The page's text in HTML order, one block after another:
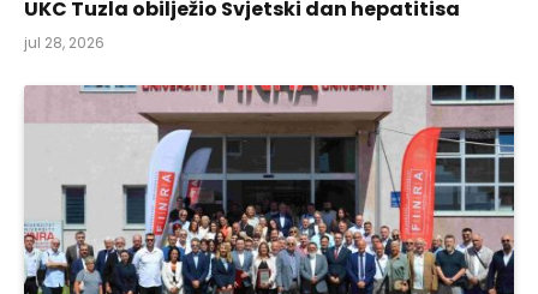
UKC Tuzla obilježio Svjetski dan hepatitisa
jul 28, 2026